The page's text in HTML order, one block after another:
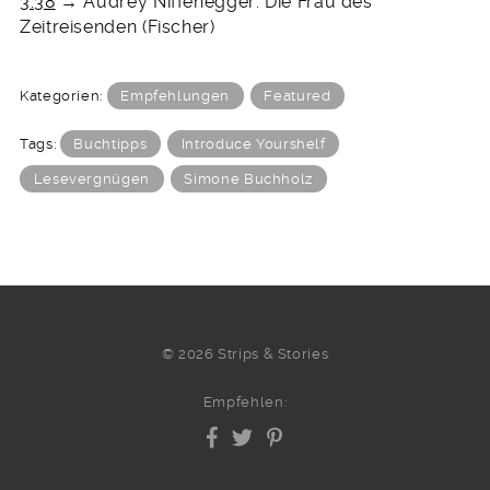
Zeitreisenden (Fischer)
Kategorien: Empfehlungen Featured
Tags: Buchtipps Introduce Yourshelf
Lesevergnügen Simone Buchholz
© 2026 Strips & Stories
Empfehlen: